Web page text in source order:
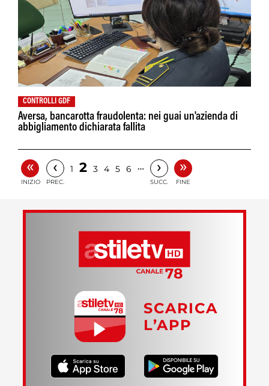
CONTROLLI GDF
Aversa, bancarotta fraudolenta: nei guai un'azienda di
abbigliamento dichiarata fallita
«
INIZIO
‹
PREC.
1 2 3 4 5 6 … ›
SUCC.
»
FINE
SCARICA
L’APP